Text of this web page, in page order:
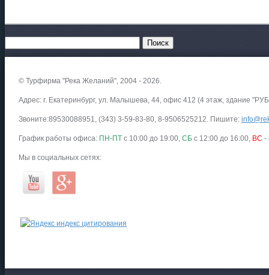
© Турфирма "Река Желаний", 2004 - 2026.
Адрес: г. Екатеринбург, ул. Малышева, 44, офис 412 (4 этаж, здание
Звоните:89530088951, (343) 3-59-83-80, 8-9506525212. Пишите:
График работы офиса: ПН-ПТ с 10:00 до 19:00, СБ с 12:00 до 16:00, ВС -
Мы в социальных сетях: